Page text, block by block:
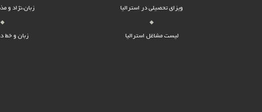
زبان،نژاد و
زبان و خط
ویزای تحصیلی در استرالیا
لیست مشاغل استرالیا